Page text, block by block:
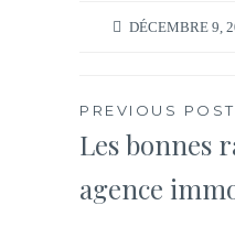
DÉCEMBRE 9,
de
PREVIOUS POST
Les bonnes
agence